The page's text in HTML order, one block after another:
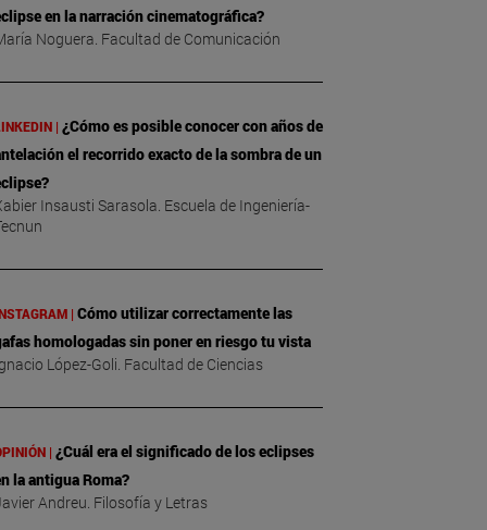
en la narración cinematográfica?
Noguera. Facultad de Comunicación
| ¿Cómo es posible conocer con años de
el recorrido exacto de la sombra de un
Insausti Sarasola. Escuela de Ingeniería-
| Cómo utilizar correctamente las
homologadas sin poner en riesgo tu vista
López-Goli. Facultad de Ciencias
| ¿Cuál era el significado de los eclipses
la antigua Roma?
Andreu. Filosofía y Letras